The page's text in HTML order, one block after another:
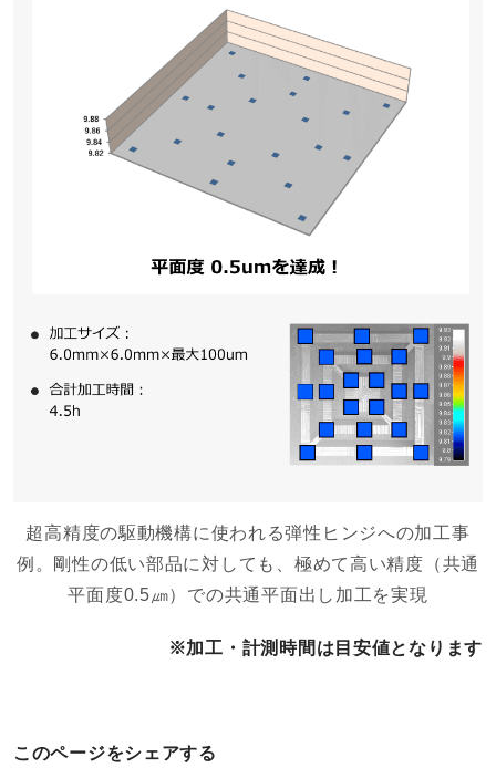
超高精度の駆動機構に使われる弾性ヒンジへの加工事
例。剛性の低い部品に対しても、極めて高い精度（共通
平面度0.5㎛）での共通平面出し加工を実現
※加工・計測時間は目安値となります
このページをシェアする